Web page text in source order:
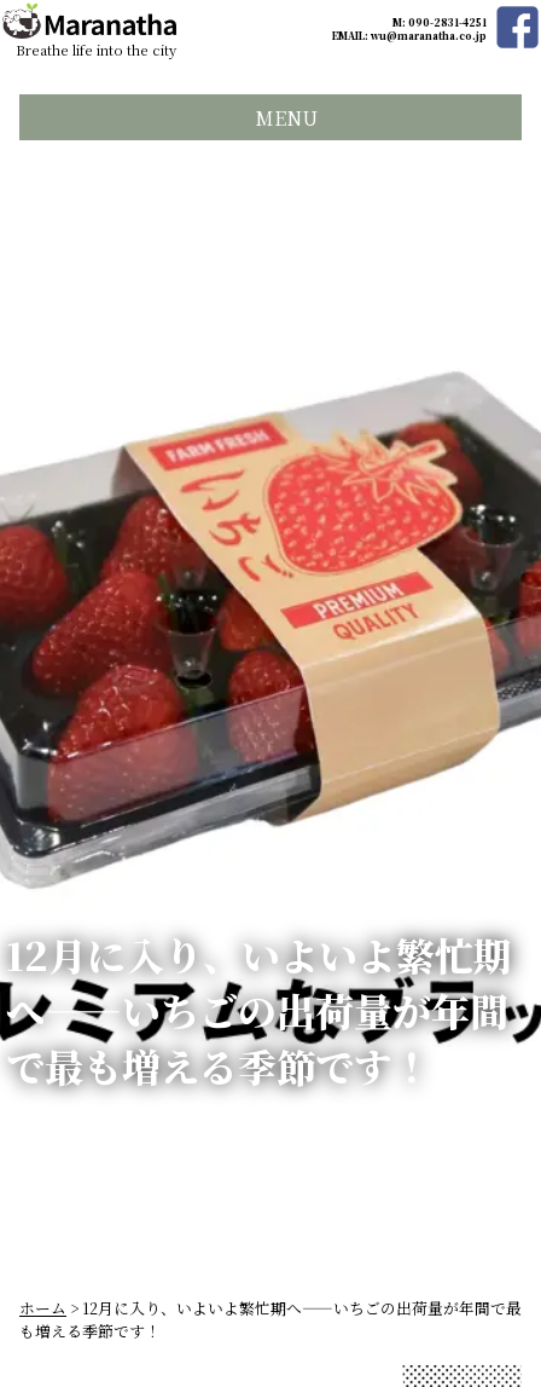
Breathe life into the city
M: 090-2831-4251
EMAIL:wu@maranatha.co.jp
MENU
12月に入り、いよいよ繁忙期
へ——いちごの出荷量が年間
で最も増える季節です！
ホーム > 12月に入り、いよいよ繁忙期へ——いちごの出荷量が年間で最
も増える季節です！